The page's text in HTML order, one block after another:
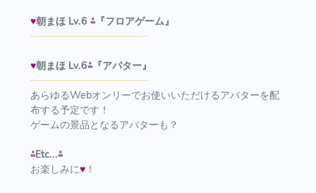
♥朝まほ Lv.6 ⁂『フロアゲーム』
┈┈┈┈┈┈┈┈┈┈┈┈
♥朝まほ Lv.6⁂『アバター』
┈┈┈┈┈┈┈┈┈┈┈┈
あらゆるWebオンリーでお使いいただけるアバターを配
布する予定です！
ゲームの景品となるアバターも？
⁂Etc...⁂
お楽しみに♥ ！